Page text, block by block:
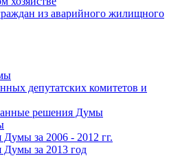
из аварийного жилищного
депутатских комитетов и
решения Думы
за 2006 - 2012 гг.
Думы за 2013 год